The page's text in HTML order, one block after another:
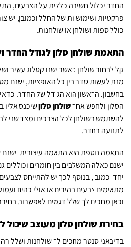
החדר יכלול חשיבה כללית על הצבעים,
פרקטיות ושימושיות של החלל וכמובן, יש
כולל ספות ושולחן או שולחנות.
התאמת שולחן סלון לגודל החדר
קל לבחור שולחן כאשר ישנו קטלוג עשיר
מנת לעשות סדר בין כל האופציות, ישנם
בחשבון. הראשון הוא הגודל של החדר.
הסלון ולחפש אחרשולחן סלוןשיכנס
להשתמש בשולחן לכל הצרכים ומצד שני
לתנועה בחדר.
התאמה נוספת היא התאמה עיצובית. ישנם
ישנם כאלה המשלבים בין חומרים וכוללים
יחד. כמובן, בנוסף לכך יש להתייחס
מתאימים צבעים בהירים או אולי כהים
וכאן מחכים לך שלל דגמים לאפשרות
בחירת שולחן סלון מעוצב שיכול
בדיבאני סנטר מחכים לך שולחנות ושלל